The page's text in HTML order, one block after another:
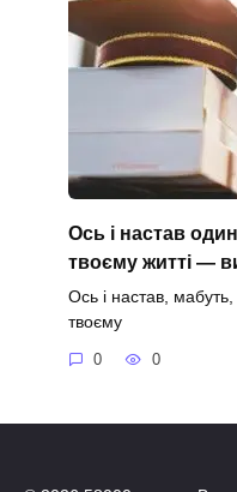
Ось і настав
твоєму житті —
Ось і настав,
твоєму
0 0